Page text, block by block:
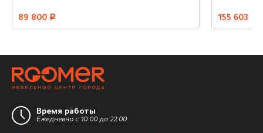
89 800 руб. 155 603
Время работы
Ежедневно с 10:00 до 22:00